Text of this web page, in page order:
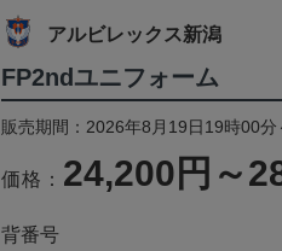
アルビレックス新潟
FP2ndユニフォーム
販売期間：2026年8月19日19時00
価格： 24,200円～
背番号